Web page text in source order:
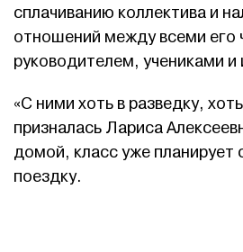
сплачиванию коллектива и
отношений между всеми его
руководителем, учениками
«С ними хоть в разведку,
призналась Лариса
домой, класс уже
поездку.